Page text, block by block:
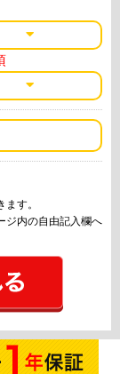
す。
ジ内の自由記入欄へ